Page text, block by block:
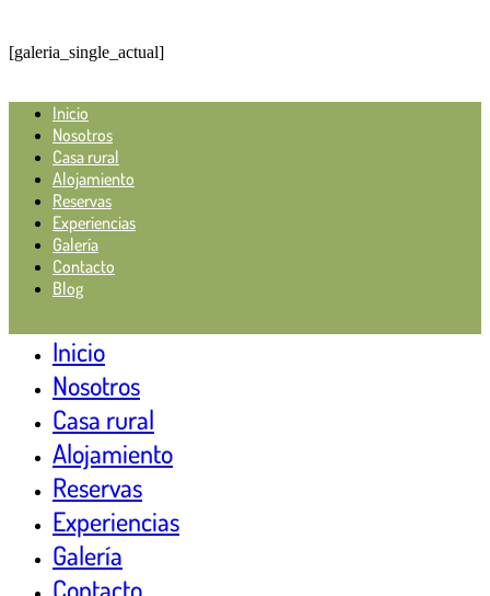
[galeria_single_actual]
Inicio
Nosotros
Casa rural
Alojamiento
Reservas
Experiencias
Galería
Contacto
Blog
Inicio
Nosotros
Casa rural
Alojamiento
Reservas
Experiencias
Galería
Contacto